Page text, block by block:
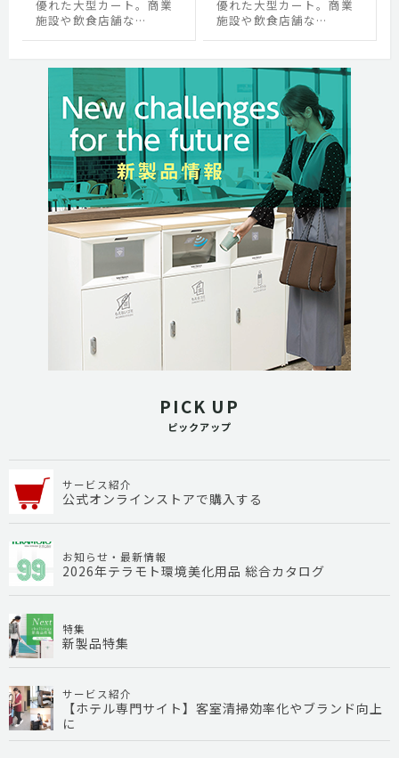
優れた大型カート。商業
施設や飲食店舗な…
優れた大型カート。商業
施設や飲食店舗な…
PICK UP
ピックアップ
サービス紹介
公式オンラインストアで購入する
お知らせ・最新情報
2026年テラモト環境美化用品 総合カタログ
特集
新製品特集
サービス紹介
【ホテル専門サイト】客室清掃効率化やブランド向上
に